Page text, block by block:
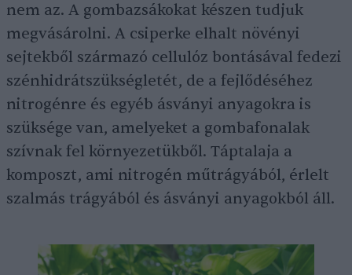
nem az. A gombazsákokat készen tudjuk
megvásárolni. A csiperke elhalt növényi
sejtekből származó cellulóz bontásával fedezi
szénhidrátszükségletét, de a fejlődéséhez
nitrogénre és egyéb ásványi anyagokra is
szüksége van, amelyeket a gombafonalak
szívnak fel környezetükből. Táptalaja a
komposzt, ami nitrogén műtrágyából, érlelt
szalmás trágyából és ásványi anyagokból áll.